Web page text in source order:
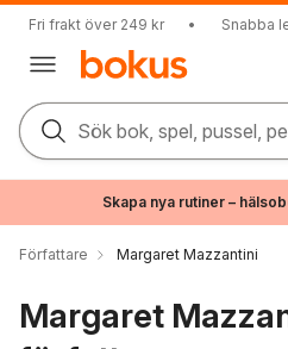
Fri frakt över 249 kr • Snabba
Sök bok, spel, pussel,
Skapa nya rutiner –
Författare Margaret Mazzantini
Margaret